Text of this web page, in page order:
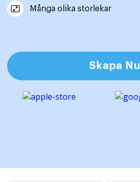
Många olika storlekar
Skapa Nu